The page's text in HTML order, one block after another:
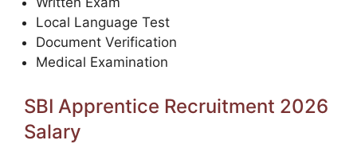
Local Language Test
Document Verification
Medical Examination
SBI Apprentice Recruitment 2026
Salary